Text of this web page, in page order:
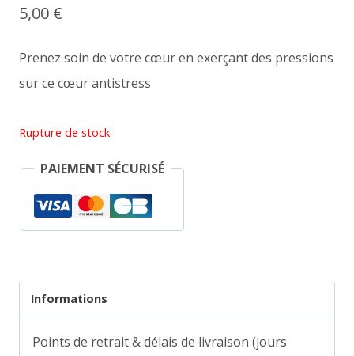
5,00 €
Prenez soin de votre cœur en exerçant des pressions
sur ce cœur antistress
Rupture de stock
PAIEMENT SÉCURISÉ
Informations
Points de retrait & délais de livraison (jours